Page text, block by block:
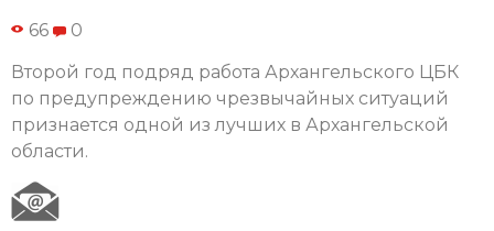
66 0
Второй год подряд работа Архангельского ЦБК
по предупреждению чрезвычайных ситуаций
признается одной из лучших в Архангельской
области.